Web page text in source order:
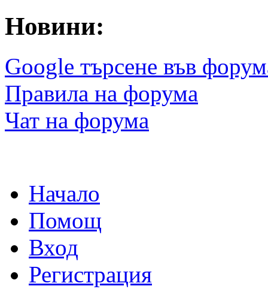
Новини:
Google търсене във
Правила на форума
Чат на форума
Начало
Помощ
Вход
Регистрация